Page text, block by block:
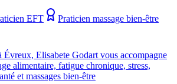
EFT
Praticien massage bien-être
Évreux, Elisabete Godart vous accompagne
alimentaire, fatigue chronique, stress,
et massages bien-être